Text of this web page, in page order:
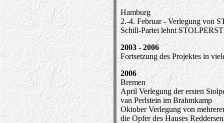
Hamburg
2.-4. Februar - Verlegung von
Schill-Partei lehnt
2003 - 2006
Fortsetzung des Projektes in
2006
Bremen
April Verlegung der ersten
van Perlstein im Brahmkamp
Oktober Verlegung von
die Opfer des Hauses Reddersen